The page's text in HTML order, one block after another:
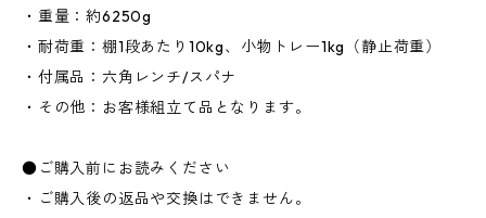
・重量：約6250g
・耐荷重：棚1段あたり10kg、小物トレー1kg（静止荷重）
・付属品：六角レンチ/スパナ
・その他：お客様組立て品となります。
●ご購入前にお読みください
・ご購入後の返品や交換はできません。